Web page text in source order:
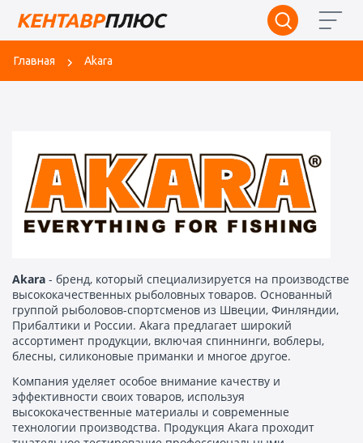
Главная Akara
Akara - бренд, который специализируется на производстве
высококачественных рыболовных товаров. Основанный
группой рыболовов-спортсменов из Швеции, Финляндии,
Прибалтики и России. Akara предлагает широкий
ассортимент продукции, включая спиннинги, воблеры,
блесны, силиконовые приманки и многое другое.
Компания уделяет особое внимание качеству и
эффективности своих товаров, используя
высококачественные материалы и современные
технологии производства. Продукция Akara проходит